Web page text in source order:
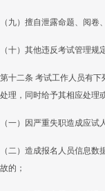
（九）擅自泄露命题、阅
（十）其他违反考试管理规
第十二条 考试工作人员有
处理，同时给予其相应处理
（一）因严重失职造成应试
（二）造成报名人员信息
故的；